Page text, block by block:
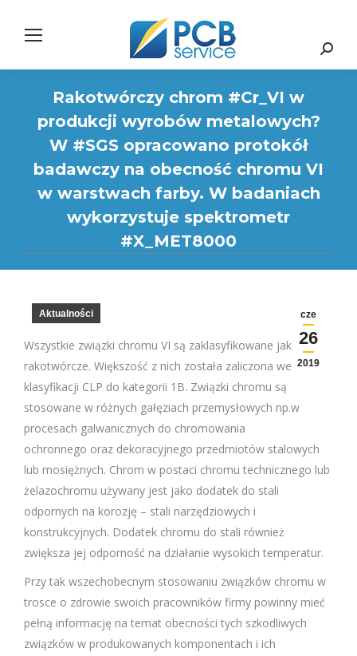
Search:
Rakotwórczy chrom #Cr_VI w
produkcji wyrobów metalowych?
W #SGS opracowano protokół
badawczy na obecność chromu VI
w warstwach farby. W badaniach
wykorzystuje spektrometr
#X_MET8000
cze
26
2019
Aktualności
Wszystkie związki chromu VI są zaklasyfikowane jako
rakotwórcze. Większość z nich została zaliczona według
klasyfikacji CLP do kategorii 1B. Związki chromu są
stosowane w różnych gałęziach przemysłowych np.w
procesach galwanicznych do chromowania
ochronnego oraz dekoracyjnego przedmiotów stalowych
lub mosiężnych. Chrom w postaci chromu technicznego lub
żelazochromu używany jest jako dodatek do stali
odpornych na korozję – stali narzędziowych i
konstrukcyjnych. Dodatek chromu do stali również
zwiększa jej odporność na działanie wysokich temperatur.
Przy tak wszechobecnym stosowaniu związków chromu w
trosce o zdrowie swoich pracowników firmy powinny mieć
pełną informację na temat obecności tych szkodliwych
związków w produkowanych komponentach i ich